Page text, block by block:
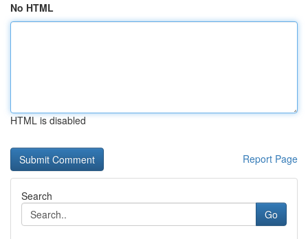
No HTML
HTML is disabled
Report Page
Search
Go